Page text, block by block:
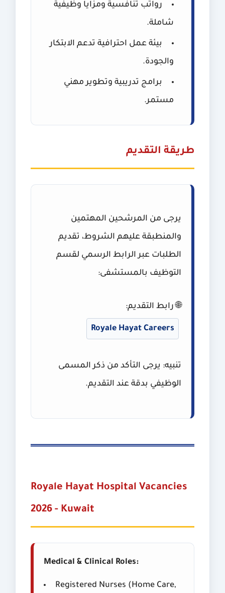
رواتب تنافسية ومزايا وظيفية
شاملة.
بيئة عمل احترافية تدعم الابتكار
والجودة.
برامج تدريبية وتطوير مهني
مستمر.
طريقة التقديم
يرجى من المرشحين المهتمين
والمنطبقة عليهم الشروط، تقديم
الطلبات عبر الرابط الرسمي لقسم
التوظيف بالمستشفى:
🌐 رابط التقديم:
Royale Hayat Careers
تنبيه: يرجى التأكد من ذكر المسمى
الوظيفي بدقة عند التقديم.
Royale Hayat Hospital Vacancies
2026 - Kuwait
Medical & Clinical Roles:
Registered Nurses (Home Care,